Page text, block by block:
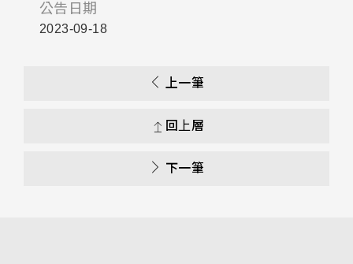
公告日期
2023-09-18
上一筆
回上層
下一筆